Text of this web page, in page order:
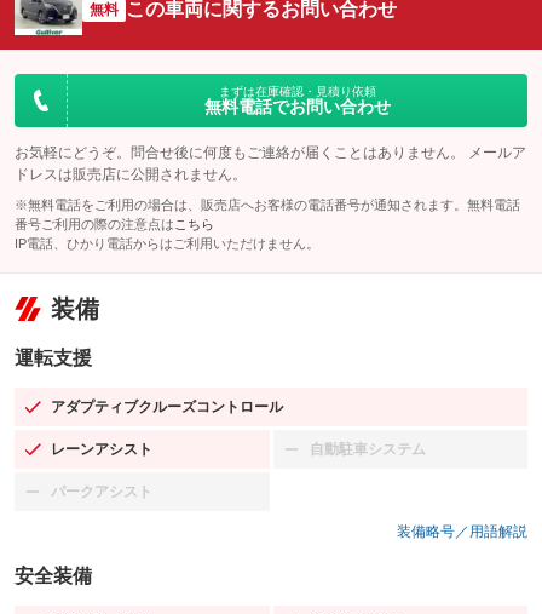
無料 この車両に関するお問い合わせ
まずは在庫確認・見積り依頼
無料電話でお問い合わせ
お気軽にどうぞ。問合せ後に何度もご連絡が届くことはありません。 メールア
ドレスは販売店に公開されません。
※無料電話をご利用の場合は、販売店へお客様の電話番号が通知されます。無料電話
番号ご利用の際の注意点は こちら
IP電話、ひかり電話からはご利用いただけません。
装備
運転支援
アダプティブクルーズコントロール
：装備あり
レーンアシスト
：装備あり 自動駐車システム
：装備なし
パークアシスト
：装備なし
装備略号／用語解説
安全装備